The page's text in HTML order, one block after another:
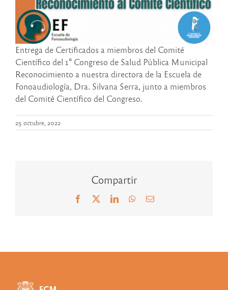
Entrega de Certificados a miembros del Comité
Científico del 1° Congreso de Salud Pública Municipal
Reconocimiento a nuestra directora de la Escuela de
Fonoaudiología, Dra. Silvana Serra, junto a miembros
del Comité Científico del Congreso.
25 octubre, 2022
Compartir
Facebook LinkedInWhatsApp
Correo